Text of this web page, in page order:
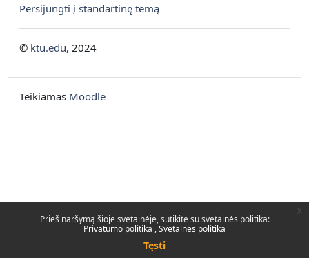
Prieš naršymą šioje svetainėje, sutikite su svetainės politika:
Privatumo politika Svetainės politika
Tęsti
Persijungti į standartinę temą
© ktu.edu, 2024
Teikiamas Moodle